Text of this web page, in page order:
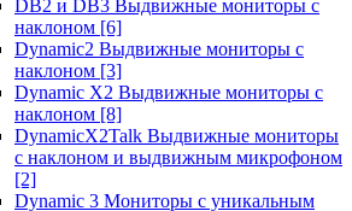
DB2 и DB3 Выдвижные мониторы с
наклоном [6]
Dynamic2 Выдвижные мониторы с
наклоном [3]
Dynamic X2 Выдвижные мониторы с
наклоном [8]
DynamicX2Talk Выдвижные мониторы
с наклоном и выдвижным микрофоном
[2]
Dynamic 3 Мониторы с уникальным